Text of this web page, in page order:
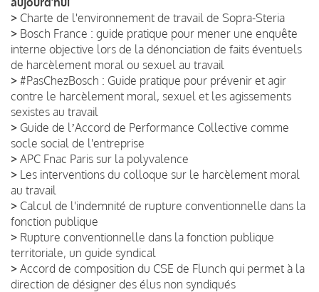
> Charte de l'environnement de travail de Sopra-Steria
> Bosch France : guide pratique pour mener une enquête
interne objective lors de la dénonciation de faits éventuels
de harcèlement moral ou sexuel au travail
> #PasChezBosch : Guide pratique pour prévenir et agir
contre le harcèlement moral, sexuel et les agissements
sexistes au travail
> Guide de lʼAccord de Performance Collective comme
socle social de l'entreprise
> APC Fnac Paris sur la polyvalence
> Les interventions du colloque sur le harcèlement moral
au travail
> Calcul de l'indemnité de rupture conventionnelle dans la
fonction publique
> Rupture conventionnelle dans la fonction publique
territoriale, un guide syndical
> Accord de composition du CSE de Flunch qui permet à la
direction de désigner des élus non syndiqués